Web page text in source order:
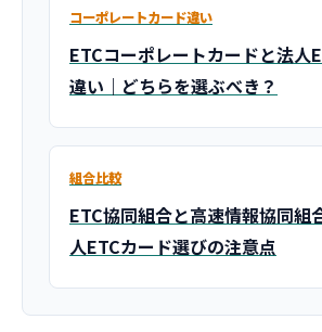
コーポレートカード違い
ETCコーポレートカードと法人
違い｜どちらを選ぶべき？
組合比較
ETC協同組合と高速情報協同組
人ETCカード選びの注意点